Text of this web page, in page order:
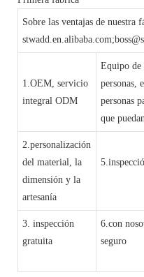
Sobre las ventajas de nuestra
1.OEM, servicio
integral ODM
Equipo de
personas,
personas
que
2.personalización
del material, la
dimensión y la
artesanía
3. inspección
gratuita
6.con
seguro